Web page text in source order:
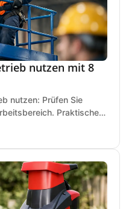
nutzen mit 8
nutzen: Prüfen Sie
Praktische